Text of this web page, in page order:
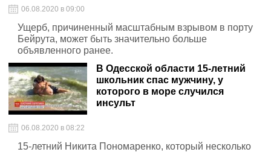
06.08.2020 в 09:00
Ущерб, причиненный масштабным взрывом в порту
Бейрута, может быть значительно больше
объявленного ранее.
В Одесской области 15-летний
школьник спас мужчину, у
которого в море случился
инсульт
06.08.2020 в 08:22
15-летний Никита Пономаренко, который несколько